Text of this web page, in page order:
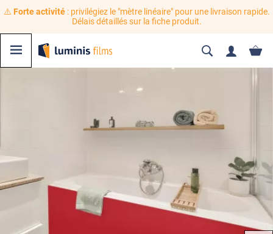
⚠️ Forte activité: privilégiez le "mètre linéaire" pour une livraison rapide.
Délais détaillés sur la fiche produit.